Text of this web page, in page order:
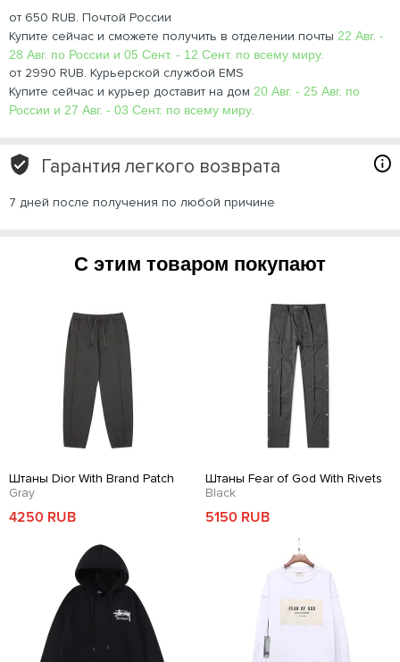
от 650 RUB. Почтой России
Купите сейчас и сможете получить в отделении почты 22 Авг. -
28 Авг. по России и 05 Сент. - 12 Сент. по всему миру.
от 2990 RUB. Курьерской службой EMS
Купите сейчас и курьер доставит на дом 20 Авг. - 25 Авг. по
России и 27 Авг. - 03 Сент. по всему миру.
Гарантия легкого возврата
7 дней после получения по любой причине
С этим товаром покупают
Штаны Dior With Brand Patch
Gray
4250 RUB
Штаны Fear of God With Rivets
Black
5150 RUB